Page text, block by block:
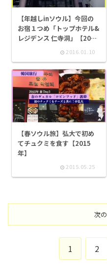
【年越しinソウル】今回の
お宿１つめ「トップホテル&
レジデンス 仁寺洞」【2015
2016.01.10
【春ソウル旅】弘大で初め
てチュクミを食す【2015
年】
2015.05.25
次
1 2